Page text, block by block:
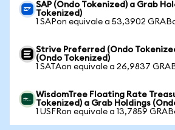
SAP (Ondo Tokenized) a Grab
Tokenized)
1 SAPon equivale a 53,3902
Strive Preferred (Ondo
(Ondo Tokenized)
1 SATAon equivale a 26,9837
WisdomTree Floating Rate
Tokenized) a Grab Holdings
1 USFRon equivale a 13,7859